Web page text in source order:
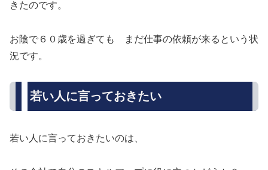
きたのです。
お陰で６０歳を過ぎても まだ仕事の依頼が来るという状
況です。
若い人に言っておきたい
若い人に言っておきたいのは、